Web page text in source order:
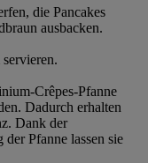
die Pancakes
ausbacken.
Crêpes-Pfanne
Dadurch erhalten
Dank der
Pfanne lassen sie